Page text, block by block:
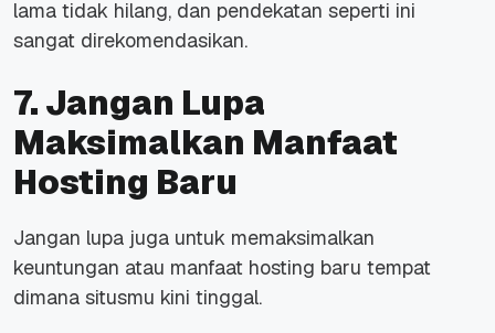
lama tidak hilang, dan pendekatan seperti ini
sangat direkomendasikan.
7. Jangan Lupa
Maksimalkan Manfaat
Hosting Baru
Jangan lupa juga untuk memaksimalkan
keuntungan atau manfaat hosting baru tempat
dimana situsmu kini tinggal.